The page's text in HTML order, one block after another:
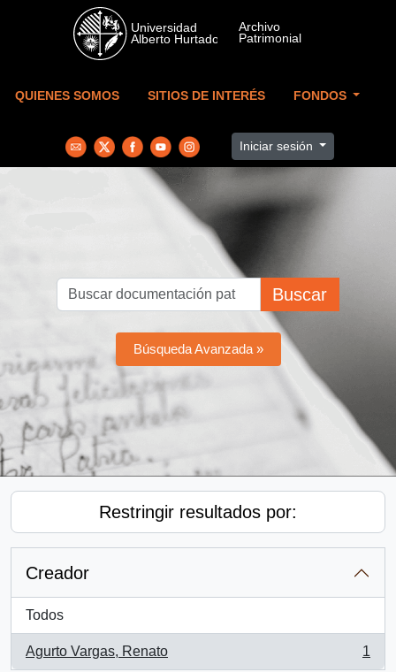
Skip to main content
QUIENES SOMOS SITIOS DE INTERÉS FONDOS
Iniciar sesión
Buscar
Búsqueda Avanzada »
Restringir resultados por:
Creador
Todos
Agurto Vargas, Renato
, 1 resultados
1